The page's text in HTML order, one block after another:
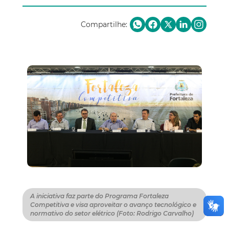
Compartilhe:
A iniciativa faz parte do Programa Fortaleza
Competitiva e visa aproveitar o avanço tecnológico e
normativo do setor elétrico (Foto: Rodrigo Carvalho)